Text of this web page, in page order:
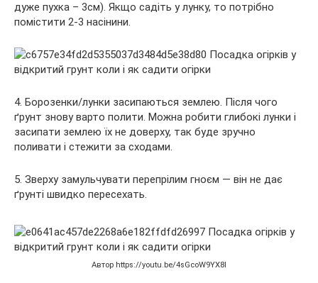
дуже пухка – 3см). Якщо садіть у лунку, то потрібно
помістити 2-3 насінини.
4. Борозенки/лунки засипаються землею. Після чого
ґрунт знову варто полити. Можна робити глибокі лунки і
засипати землею їх не доверху, так буде зручно
поливати і стежити за сходами.
5. Зверху замульчувати перепрілим гноєм — він не дає
ґрунті швидко пересехать.
Автор https://youtu.be/4sGcoW9YX8I